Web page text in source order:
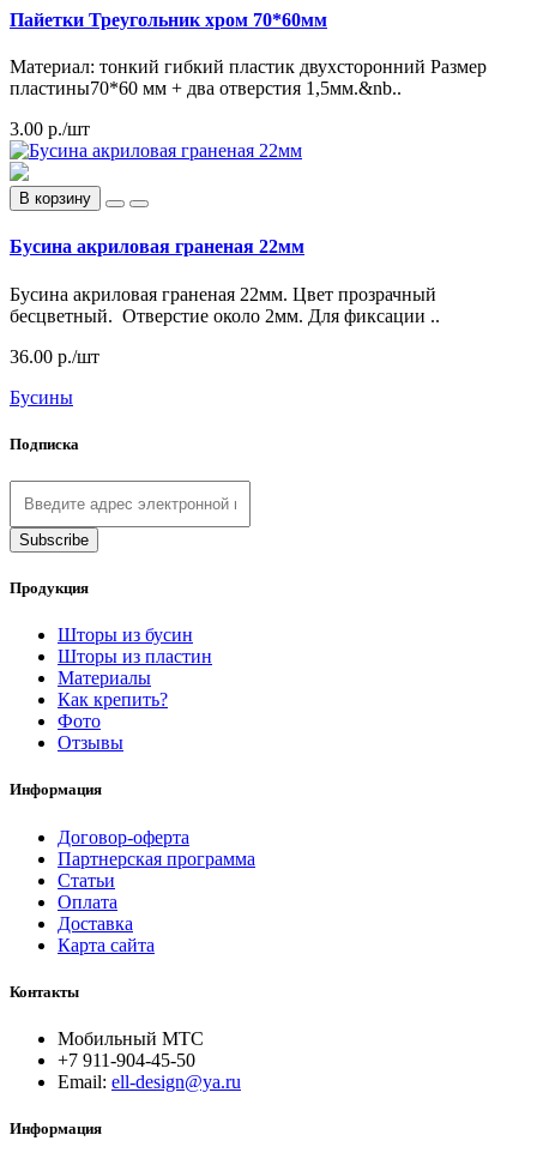
Пайетки Треугольник хром 70*60мм
Материал: тонкий гибкий пластик двухсторонний Размер
пластины70*60 мм + два отверстия 1,5мм.&nb..
3.00 р./шт
В корзину
Бусина акриловая граненая 22мм
Бусина акриловая граненая 22мм. Цвет прозрачный
бесцветный. Отверстие около 2мм. Для фиксации ..
36.00 р./шт
Бусины
Подписка
Продукция
Шторы из бусин
Шторы из пластин
Материалы
Как крепить?
Фото
Отзывы
Информация
Договор-оферта
Партнерская программа
Статьи
Оплата
Доставка
Карта сайта
Контакты
Мобильный МТС
+7 911-904-45-50
Email: ell-design@ya.ru
Информация